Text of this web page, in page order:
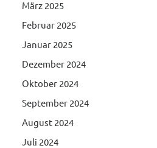
März 2025
Februar 2025
Januar 2025
Dezember 2024
Oktober 2024
September 2024
August 2024
Juli 2024